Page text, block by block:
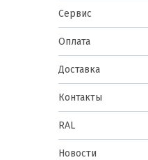
Сервис
Оплата
Доставка
Контакты
RAL
Новости